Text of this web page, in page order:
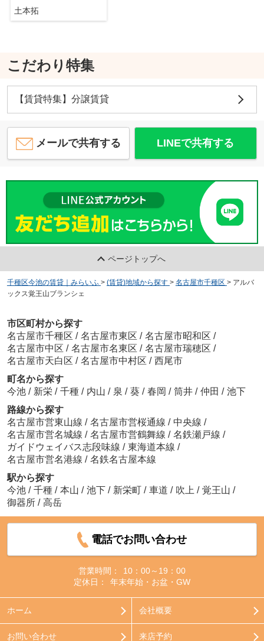
土本拓
こだわり特集
【賃貸特集】分譲賃貸
メールで共有する LINEで共有する
ページトップへ
千種区今池の賃貸｜みらいふ > (賃貸)地域から探す > 名古屋市千種区 > アルバ
ックス覚王山ブランシェ
市区町村から探す
名古屋市千種区 / 名古屋市東区 / 名古屋市昭和区 /
名古屋市中区 / 名古屋市名東区 / 名古屋市瑞穂区 /
名古屋市天白区 / 名古屋市中村区 / 西尾市
町名から探す
今池 / 新栄 / 千種 / 内山 / 泉 / 葵 / 春岡 / 筒井 / 仲田 / 池下
路線から探す
名古屋市営東山線 / 名古屋市営桜通線 / 中央線 /
名古屋市営名城線 / 名古屋市営鶴舞線 / 名鉄瀬戸線 /
ガイドウェイバス志段味線 / 東海道本線 /
名古屋市営名港線 / 名鉄名古屋本線
駅から探す
今池 / 千種 / 本山 / 池下 / 新栄町 / 車道 / 吹上 / 覚王山 /
御器所 / 高岳
電話でお問い合わせ
営業時間：
10：00～19：00
定休日：
年末年始・お盆・GW
ホーム 会社概要
お問い合わせ 来店予約